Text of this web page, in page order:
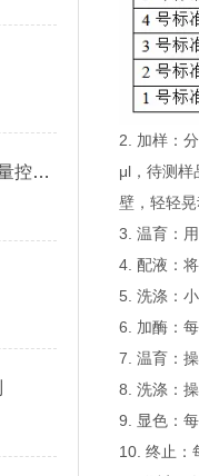
ELISA试剂盒在药物研发与质量控制中的应用实践
2. 加样：
μl，待测样
壁，轻轻
3. 温育：
4. 配液：
5. 洗涤：
6. 加酶：
7. 温育：
8. 洗涤：
9. 显色：
10. 终止：